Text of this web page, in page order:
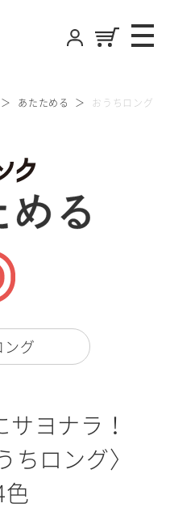
あたためる おうちロング
ング
ヨナラ！
ちロング〉